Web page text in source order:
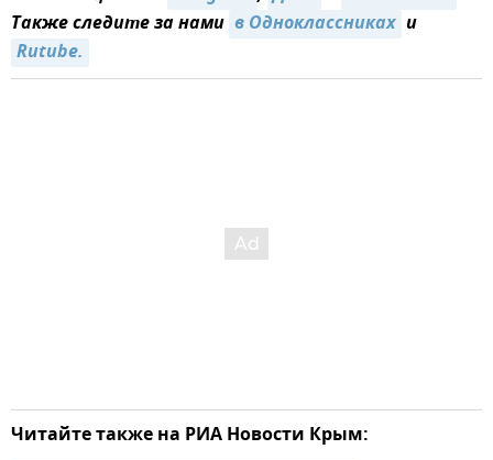
Также следите за нами в Одноклассниках и
Rutube.
Читайте также на РИА Новости Крым: